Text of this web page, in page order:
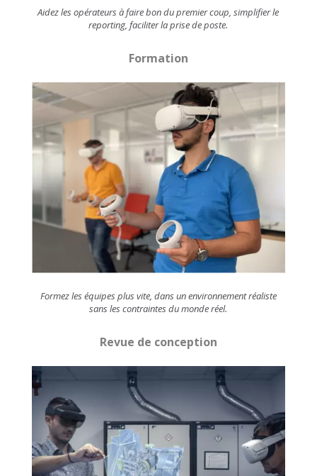
Aidez les opérateurs à faire bon du premier coup, simplifier le
reporting, faciliter la prise de poste.
Formation
Formez les équipes plus vite, dans un environnement réaliste
sans les contraintes du monde réel.
Revue de conception